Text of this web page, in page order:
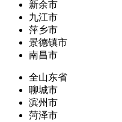
新余市
九江市
萍乡市
景德镇市
南昌市
全山东省
聊城市
滨州市
菏泽市